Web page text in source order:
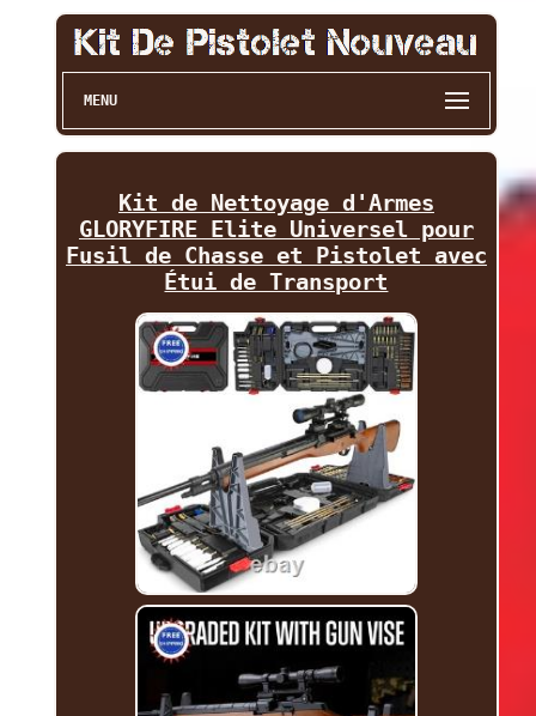
MENU
Kit de Nettoyage d'Armes
GLORYFIRE Elite Universel pour
Fusil de Chasse et Pistolet avec
Étui de Transport